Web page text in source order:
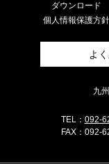
ダウンロード
個人情報保護方
よ
九
TEL： 092-
FAX：092-